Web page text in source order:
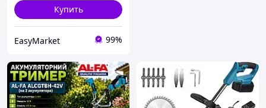
Купить
EasyMarket 99%